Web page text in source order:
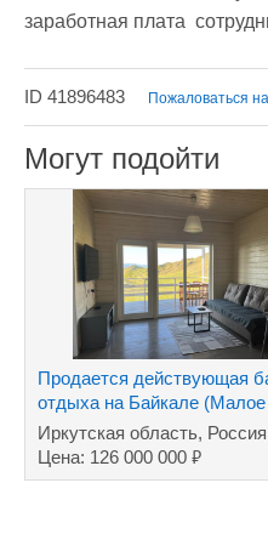
заработная плата
ID 41896483 Пожаловаться
Могут подойти
Продается действующая
отдыха на Байкале
Иркутская область, Россия
Цена: 126 000 000 ₽